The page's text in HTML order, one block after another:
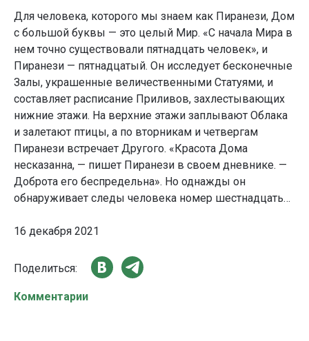
Для человека, которого мы знаем как Пиранези, Дом
с большой буквы — это целый Мир. «С начала Мира в
нем точно существовали пятнадцать человек», и
Пиранези — пятнадцатый. Он исследует бесконечные
Залы, украшенные величественными Статуями, и
составляет расписание Приливов, захлестывающих
нижние этажи. На верхние этажи заплывают Облака
и залетают птицы, а по вторникам и четвергам
Пиранези встречает Другого. «Красота Дома
несказанна, — пишет Пиранези в своем дневнике. —
Доброта его беспредельна». Но однажды он
обнаруживает следы человека номер шестнадцать…
16 декабря 2021
Поделиться:
Комментарии